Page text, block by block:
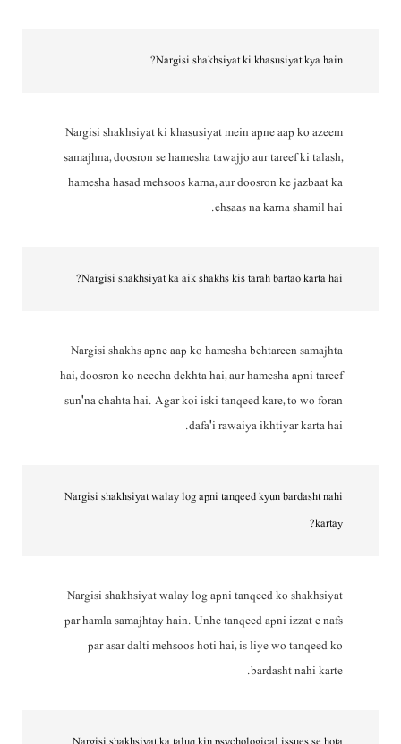
Nargisi shakhsiyat ki khasusiyat kya hain?
Nargisi shakhsiyat ki khasusiyat mein apne aap ko azeem
samajhna, doosron se hamesha tawajjo aur tareef ki talash,
hamesha hasad mehsoos karna, aur doosron ke jazbaat ka
ehsaas na karna shamil hai.
Nargisi shakhsiyat ka aik shakhs kis tarah bartao karta hai?
Nargisi shakhs apne aap ko hamesha behtareen samajhta
hai, doosron ko neecha dekhta hai, aur hamesha apni tareef
sun'na chahta hai. Agar koi iski tanqeed kare, to wo foran
dafa'i rawaiya ikhtiyar karta hai.
Nargisi shakhsiyat walay log apni tanqeed kyun bardasht nahi
kartay?
Nargisi shakhsiyat walay log apni tanqeed ko shakhsiyat
par hamla samajhtay hain. Unhe tanqeed apni izzat e nafs
par asar dalti mehsoos hoti hai, is liye wo tanqeed ko
bardasht nahi karte.